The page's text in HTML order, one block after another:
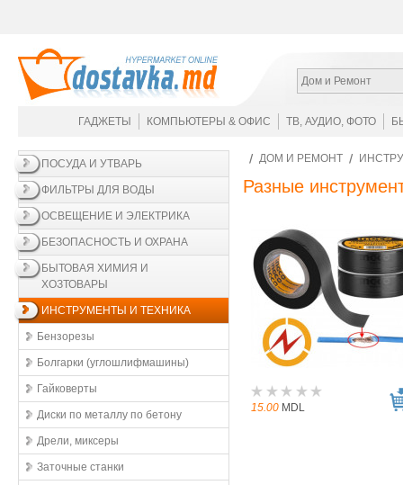
Дом и Ремонт
ГАДЖЕТЫ КОМПЬЮТЕРЫ & ОФИС ТВ, АУДИО, ФОТО
ПОСУДА И УТВАРЬ
ФИЛЬТРЫ ДЛЯ ВОДЫ
ОСВЕЩЕНИЕ И ЭЛЕКТРИКА
БЕЗОПАСНОСТЬ И ОХРАНА
БЫТОВАЯ ХИМИЯ И
ХОЗТОВАРЫ
ИНСТРУМЕНТЫ И ТЕХНИКА
Бензорезы
Болгарки (углошлифмашины)
Гайковерты
Диски по металлу по бетону
Дрели, миксеры
Заточные станки
ДОМ И РЕМОНТ
Разные
15.00 MDL